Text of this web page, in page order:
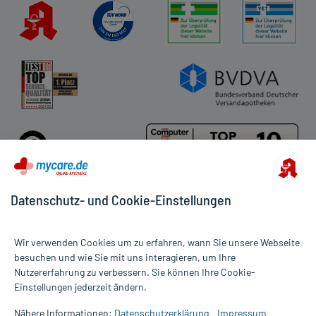
Bewertungen mit durchschnittlich 4,7 von 5 Sternen abgegeben.
Alle Preise gelten inkl. MwSt., ggf. zzgl. Versandkosten
Informationen auf dieser Website werden ausschließlich für
Datenschutz- und Cookie-Einstellungen
Wir verwenden Cookies um zu erfahren, wann Sie unsere Webseite
besuchen und wie Sie mit uns interagieren, um Ihre
Nutzererfahrung zu verbessern. Sie können Ihre Cookie-
Einstellungen jederzeit ändern.
Nähere Informationen: Datenschutzerklärung Impressum